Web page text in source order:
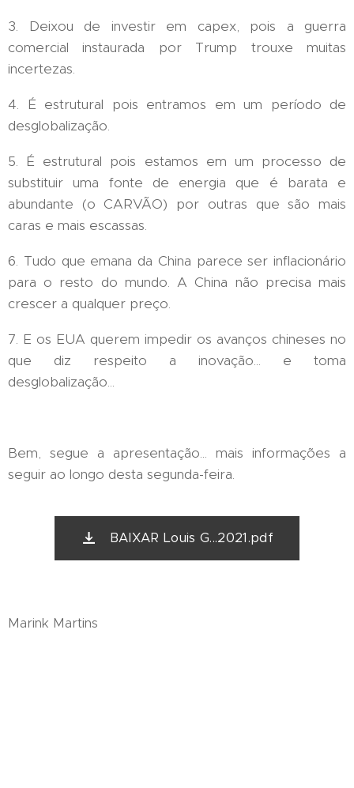
3. Deixou de investir em capex, pois a guerra
comercial instaurada por Trump trouxe muitas
incertezas.
4. É estrutural pois entramos em um período de
desglobalização.
5. É estrutural pois estamos em um processo de
substituir uma fonte de energia que é barata e
abundante (o CARVÃO) por outras que são mais
caras e mais escassas.
6. Tudo que emana da China parece ser inflacionário
para o resto do mundo. A China não precisa mais
crescer a qualquer preço.
7. E os EUA querem impedir os avanços chineses no
que diz respeito a inovação... e toma
desglobalização...
Bem, segue a apresentação... mais informações a
seguir ao longo desta segunda-feira.
BAIXAR Louis G...2021.pdf
Marink Martins